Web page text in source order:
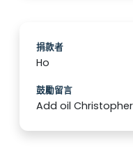
捐款者
Ho
鼓勵留言
Add oil